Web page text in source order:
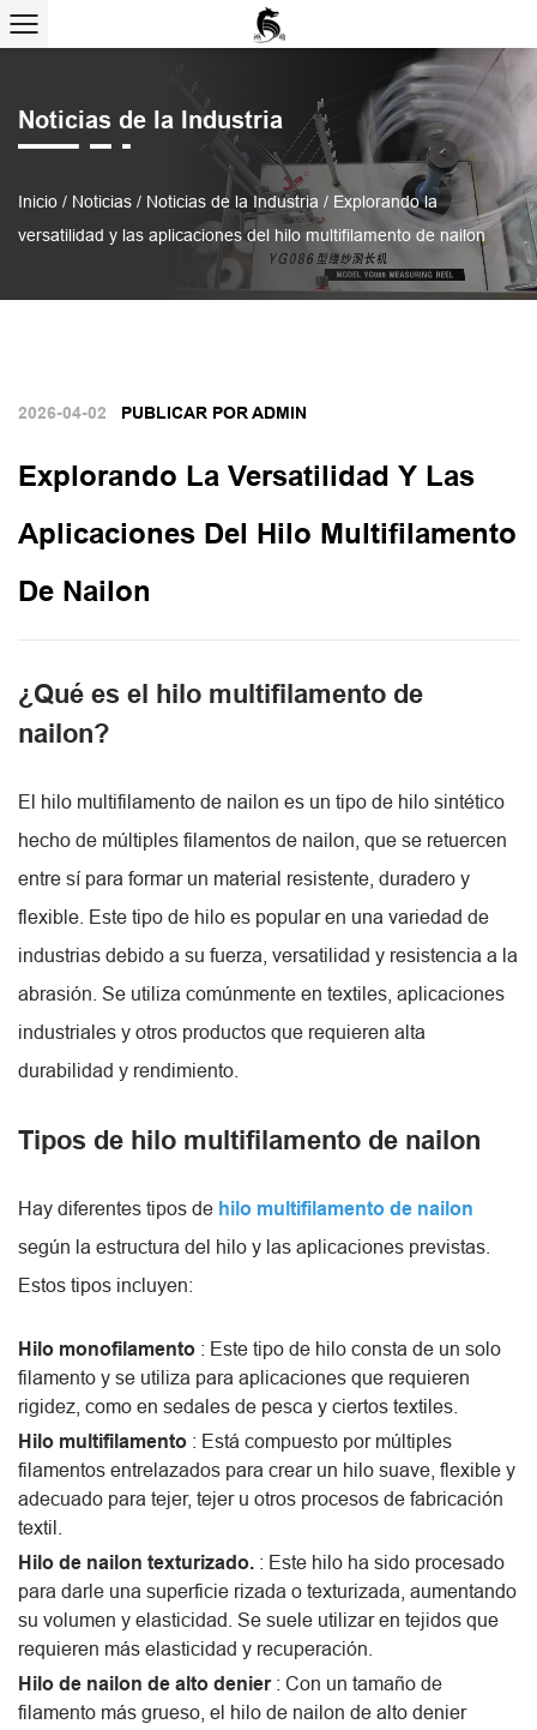
Noticias de la Industria
Inicio / Noticias / Noticias de la Industria / Explorando la
versatilidad y las aplicaciones del hilo multifilamento de nailon
2026-04-02 PUBLICAR POR ADMIN
Explorando La Versatilidad Y Las
Aplicaciones Del Hilo Multifilamento
De Nailon
¿Qué es el hilo multifilamento de
nailon?
El hilo multifilamento de nailon es un tipo de hilo sintético
hecho de múltiples filamentos de nailon, que se retuercen
entre sí para formar un material resistente, duradero y
flexible. Este tipo de hilo es popular en una variedad de
industrias debido a su fuerza, versatilidad y resistencia a la
abrasión. Se utiliza comúnmente en textiles, aplicaciones
industriales y otros productos que requieren alta
durabilidad y rendimiento.
Tipos de hilo multifilamento de nailon
Hay diferentes tipos de hilo multifilamento de nailon
según la estructura del hilo y las aplicaciones previstas.
Estos tipos incluyen:
Hilo monofilamento : Este tipo de hilo consta de un solo
filamento y se utiliza para aplicaciones que requieren
rigidez, como en sedales de pesca y ciertos textiles.
Hilo multifilamento : Está compuesto por múltiples
filamentos entrelazados para crear un hilo suave, flexible y
adecuado para tejer, tejer u otros procesos de fabricación
textil.
Hilo de nailon texturizado. : Este hilo ha sido procesado
para darle una superficie rizada o texturizada, aumentando
su volumen y elasticidad. Se suele utilizar en tejidos que
requieren más elasticidad y recuperación.
Hilo de nailon de alto denier : Con un tamaño de
filamento más grueso, el hilo de nailon de alto denier